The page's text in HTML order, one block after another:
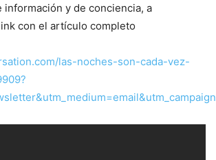
información y de conciencia, a
con el artículo completo
las-noches-son-cada-vez-